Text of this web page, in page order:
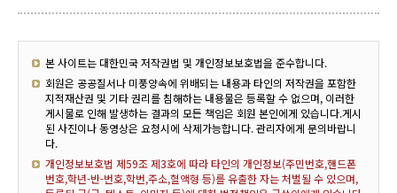
본 사이트는 대한민국 저작권법 및 개인정보보호법을 준수합니다.
회원은 공공질서나 미풍양속에 위배되는 내용과 타인의 저작권을 포함한
지적재산권 및 기타 권리를 침해하는 내용물은 등록할 수 없으며, 이러한
게시물로 인해 발생하는 결과의 모든 책임은 회원 본인에게 있습니다.게시
된 사진이나 동영상은 요청시에 삭제가능합니다. 관리자에게 문의바랍니
다.
개인정보보호법 제59조 제3호에 따라 타인의 개인정보(주민번호,핸드폰
번호,학년-반-번호,학번,주소,혈액형 등)를 유출한 자는 처벌될 수 있으며,